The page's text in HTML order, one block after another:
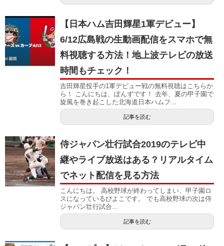
【日本ハム吉田輝星1軍デビュー】
6/12広島戦の生動画配信をスマホで無
料視聴する方法！地上波テレビの放送
時間もチェック！
吉田輝星投手の1軍デビュー戦の無料視聴はこちらか
ら！ こんにちは、ぽんずです！ 去年、夏の甲子園で
旋風を巻き起こした北海道日本ハムフ...
記事を読む
侍ジャパン壮行試合2019のテレビ中
継やライブ放送はある？リアルタイム
でネット配信を見る方法
こんにちは。 高校野球が終わってしまい、甲子園ロ
スになっているぴよこです。 でも高校野球の次は侍
ジャパン壮行試合...
記事を読む